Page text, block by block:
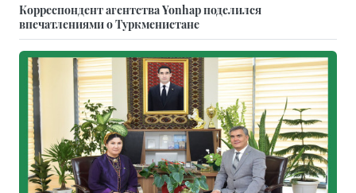
Корреспондент агентства Yonhap поделился
впечатлениями о Туркменистане